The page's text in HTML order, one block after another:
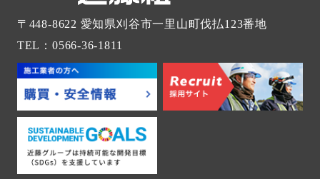
〒448-8622 愛知県刈谷市一里山町伐払123番地
TEL：0566-36-1811